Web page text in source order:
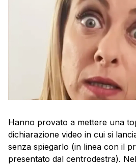
Hanno provato a mettere una
dichiarazione video in cui si
senza spiegarlo (in linea con il
presentato dal centrodestra).